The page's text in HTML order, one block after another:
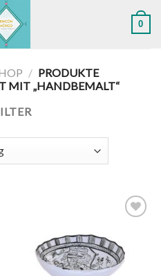
0
/ PRODUKTE
MIT „HANDBEMALT“
Wunschliste
hinzufügen